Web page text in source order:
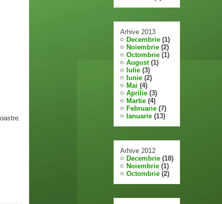
Arhive 2013
Decembrie (1)
Noiembrie (2)
Octombrie (1)
August(1)
Iulie (3)
Iunie (2)
Mai (4)
Aprilie (3)
Martie (4)
Februarie (7)
Ianuarie (13)
Arhive 2012
Decembrie (18)
Noiembrie (1)
Octombrie (2)